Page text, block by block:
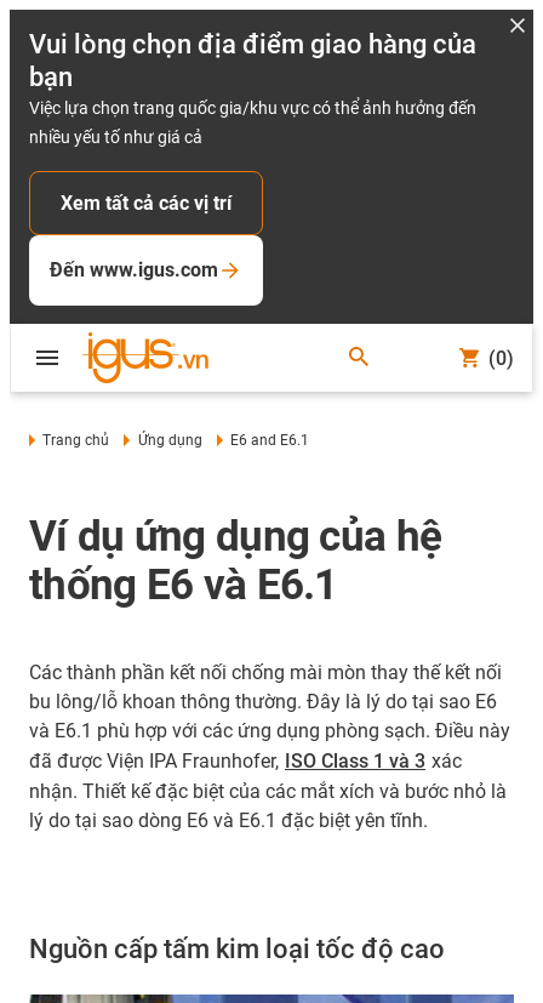
Vui lòng chọn địa điểm giao hàng của
bạn
Việc lựa chọn trang quốc gia/khu vực có thể ảnh hưởng đến
nhiều yếu tố như giá cả
Xem tất cả các vị trí
Đến www.igus.com
(0)
Trang chủ Ứng dụng E6 and E6.1
Ví dụ ứng dụng của hệ
thống E6 và E6.1
Các thành phần kết nối chống mài mòn thay thế kết nối
bu lông/lỗ khoan thông thường. Đây là lý do tại sao E6
và E6.1 phù hợp với các ứng dụng phòng sạch. Điều này
đã được Viện IPA Fraunhofer, ISO Class 1 và 3 xác
nhận. Thiết kế đặc biệt của các mắt xích và bước nhỏ là
lý do tại sao dòng E6 và E6.1 đặc biệt yên tĩnh.
Nguồn cấp tấm kim loại tốc độ cao